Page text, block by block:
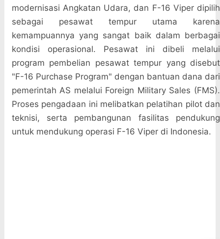
modernisasi Angkatan Udara, dan F-16 Viper dipilih
sebagai pesawat tempur utama karena
kemampuannya yang sangat baik dalam berbagai
kondisi operasional. Pesawat ini dibeli melalui
program pembelian pesawat tempur yang disebut
"F-16 Purchase Program" dengan bantuan dana dari
pemerintah AS melalui Foreign Military Sales (FMS).
Proses pengadaan ini melibatkan pelatihan pilot dan
teknisi, serta pembangunan fasilitas pendukung
untuk mendukung operasi F-16 Viper di Indonesia.